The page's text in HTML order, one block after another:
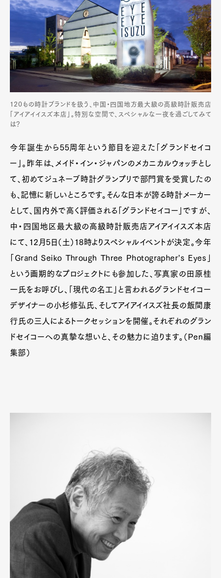
120もの時計ブランドを扱う、中国・四国地方最大級の高級時計販売店
「アイアイイスズ本店」。特別な空間で、スペシャルな一夜を過ごしてみて
は？
今年誕生から55周年という節目を迎えた「グランドセイコ
ー」。昨年は、メイド・イン・ジャパンのメカニカルウォッチとし
て、初めてジュネーブ時計グランプリで部門賞を受賞したの
も、記憶に新しいところです。そんな日本が誇る時計メーカー
として、国内外で高く評価される「グランドセイコー」ですが、
中・四国地区最大級の高級時計販売店アイアイイスズ本店
にて、12月5日（土）18時よりスペシャルイベントが決定。今年
「Grand Seiko Through Three Photographer’s Eyes」
という画期的なプロジェクトにも参加した、写真家の田原桂
一氏をお呼びし、「現代の名工」と言われるグランドセイコー
デザイナーの小杉修弘氏、そしてアイアイイスズ社長の飯間康
行氏の三人によるトークセッションを開催。それぞれのグラン
ドセイコーへの真摯な想いと、その魅力に迫ります。（Pen編
集部）